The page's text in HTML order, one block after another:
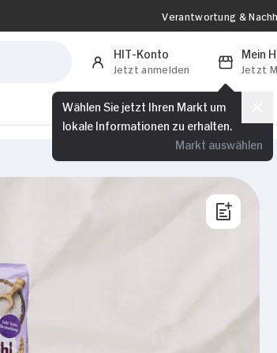
Verantwortung &
HIT-Konto
Jetzt anmelden
Mein
Jetzt
Wählen Sie jetzt Ihren Markt um
lokale Informationen zu erhalten.
Markt auswählen